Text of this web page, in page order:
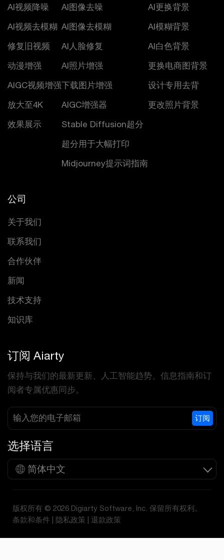
AI视频降噪
AI视频去模糊
修复旧视频
动漫增强
AIGC视频增强
放大至4K
效果展示
AI图像去噪
AI图像去模糊
AI人脸修复
AI照片增强
下载图片增强
AIGC增强器
Stable Diffusion超分
超分用于大幅打印
Midjourney提示词指南
AI更换背景
AI模糊背景
AI白色背景
更换电商图背景
设计专用去背
更改照片背景
公司
关于我们
联系我们
合作伙伴
新闻
技术支持
知识库
订阅 Aiarty
保持与我们的最新更新、人工智能趋势、信息指南和订
阅者专属优惠同步。
订阅
选择语言
简体中文
版权所有 © 2026 Digiarty Software, Inc. 保留所有权利。
条款和条件
隐私政策 退款政策